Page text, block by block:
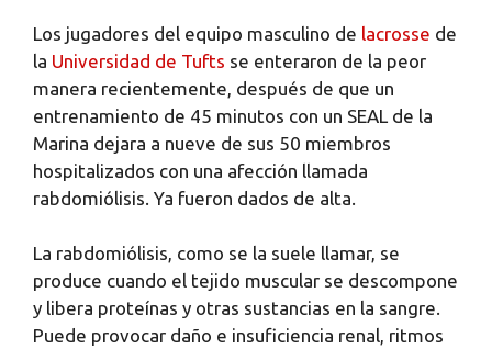
Los jugadores del equipo masculino de lacrosse de
la Universidad de Tufts se enteraron de la peor
manera recientemente, después de que un
entrenamiento de 45 minutos con un SEAL de la
Marina dejara a nueve de sus 50 miembros
hospitalizados con una afección llamada
rabdomiólisis. Ya fueron dados de alta.
La rabdomiólisis, como se la suele llamar, se
produce cuando el tejido muscular se descompone
y libera proteínas y otras sustancias en la sangre.
Puede provocar daño e insuficiencia renal, ritmos